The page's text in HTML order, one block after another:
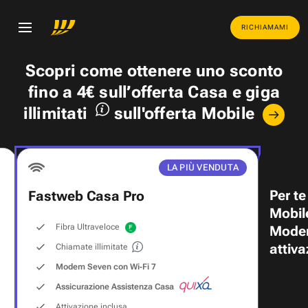
RICHIAMAMI
Scopri come ottenere uno sconto
fino a 4€ sull’offerta Casa egiga
illimitati
sull'offerta Mobile
LA PIÙ VENDUTA
Fastweb Casa Pro
Fibra Ultraveloce
Chiamate illimitate
Modem Seven con Wi‑Fi 7
Assicurazione Assistenza Casa
Per